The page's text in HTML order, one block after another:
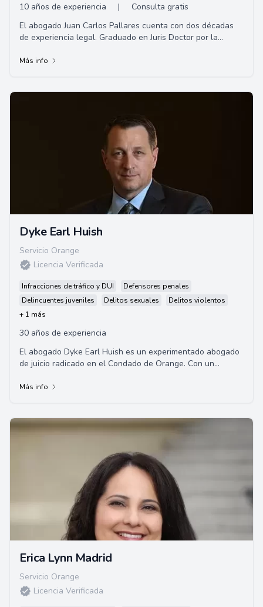
10 años de experiencia |
Consulta gratis
El abogado Juan Carlos Pallares cuenta con dos décadas
de experiencia legal. Graduado en Juris Doctor por la
Más info
Dyke Earl Huish
Servicio Orange
Licencia Verificada
Infracciones de tráfico y DUI
Defensores penales
Delincuentes juveniles
Delitos sexuales
Delitos violentos
+ 1 más
30 años de experiencia
El abogado Dyke Earl Huish es un experimentado abogado
de juicio radicado en el Condado de Orange. Con un
Más info
Erica Lynn Madrid
Servicio Orange
Licencia Verificada